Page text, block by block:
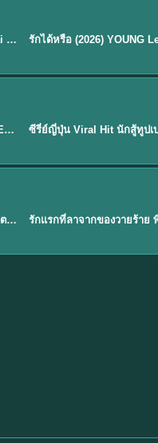
ดูซีรีย์ Magic Move (2026) ทำนายทายรัก Thai EP.1-10 HD
ดูซีรี่ย์ Soul Mate โซล เมท (2026) พากย์ไทย EP.1-8 (จบ) ★7.9
องค์ชายสี่เจ้าสำราญ 2026 พากย์ไทย HD อัปเดตล่าสุด ดูออนไลน์